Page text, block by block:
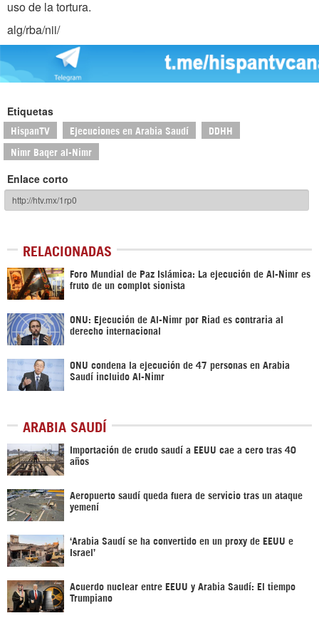
uso de la tortura.
alg/rba/nii/
Etiquetas
HispanTV Ejecuciones en Arabia Saudí DDHH
Nimr Baqer al-Nimr
Enlace corto
RELACIONADAS
Foro Mundial de Paz Islámica: La ejecución de Al-Nimr es
fruto de un complot sionista
ONU: Ejecución de Al-Nimr por Riad es contraria al
derecho internacional
ONU condena la ejecución de 47 personas en Arabia
Saudí incluido Al-Nimr
ARABIA SAUDÍ
Importación de crudo saudí a EEUU cae a cero tras 40
años
Aeropuerto saudí queda fuera de servicio tras un ataque
yemení
‘Arabia Saudí se ha convertido en un proxy de EEUU e
Israel’
Acuerdo nuclear entre EEUU y Arabia Saudí: El tiempo
Trumpiano